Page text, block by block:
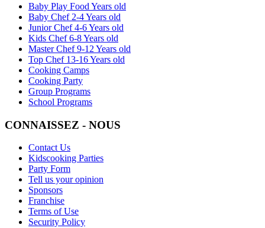
Baby Play Food Years old
Baby Chef 2-4 Years old
Junior Chef 4-6 Years old
Kids Chef 6-8 Years old
Master Chef 9-12 Years old
Top Chef 13-16 Years old
Cooking Camps
Cooking Party
Group Programs
School Programs
CONNAISSEZ - NOUS
Contact Us
Kidscooking Parties
Party Form
Tell us your opinion
Sponsors
Franchise
Terms of Use
Security Policy